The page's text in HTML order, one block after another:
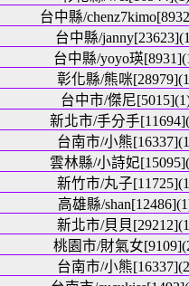
台中縣/
台中縣/
台中縣/yoyo瑛
彰化縣/熊咪
台中市/傑尼
新北市/手分手
台南市/小熊
雲林縣/小詩妃
新竹市/丸子
高雄縣/
新北市/貝貝
桃園市/財氣女
台南市/小熊